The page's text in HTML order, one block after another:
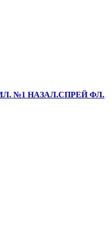
№1 НАЗАЛ.СПРЕЙ ФЛ.